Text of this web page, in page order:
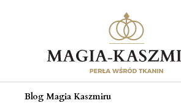
Blog Magia Kaszmiru